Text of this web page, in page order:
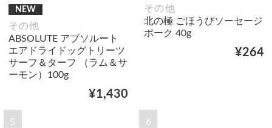
NEW
その他
ABSOLUTE アブソルート
エアドライドッグトリーツ
サーフ＆ターフ （ラム＆サ
ーモン）100g
¥1,430
その他
北の極 ごほうびソーセージ
ポーク 40g
¥264
5 6